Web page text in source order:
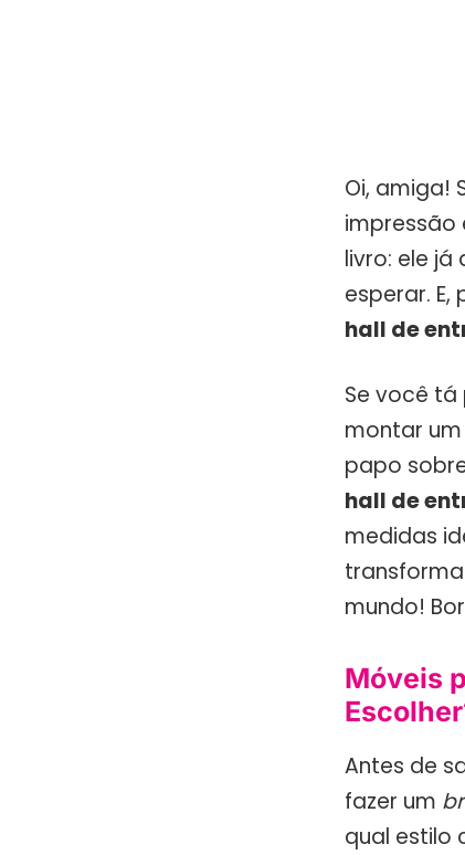
Oi, amiga!
impressão
livro: ele
esperar.
hall de
Se você
montar
papo
hall de
medidas
mundo!
Móveis
Antes de
fazer um
qual estilo